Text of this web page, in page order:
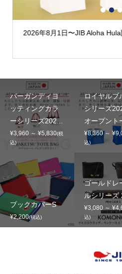
2026年8月1日〜JIB Aloha
1 2 3
バーガンディヨ
ッティングカラ
ーシリーズ202...
¥3,960 ～ ¥5,830(税
込)
ロイヤルブ
シリーズ
オープント
¥8,360 ～
込)
ブックカバーS
¥2,200(税込)
ゴールドレ
ルシリーズ
¥3,080 ～
込)